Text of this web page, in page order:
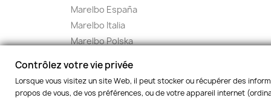
Marelbo España
Marelbo Italia
Marelbo Polska
Marelbo Slovakia
Contrôlez votre vie privée
Lorsque vous visitez un site Web, il peut stocker ou récupérer des
propos de vous, de vos préférences, ou de votre appareil internet